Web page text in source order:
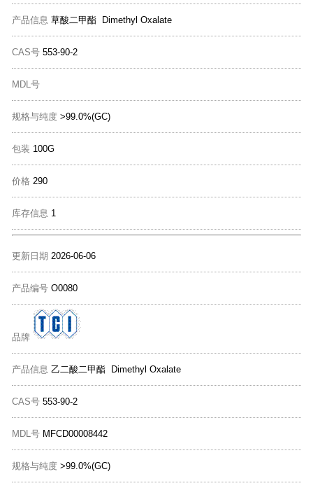
产品信息 草酸二甲酯 Dimethyl Oxalate
CAS号 553-90-2
MDL号
规格与纯度 >99.0%(GC)
包装 100G
价格 290
库存信息 1
更新日期 2026-06-06
产品编号 O0080
品牌
产品信息 乙二酸二甲酯 Dimethyl Oxalate
CAS号 553-90-2
MDL号 MFCD00008442
规格与纯度 >99.0%(GC)